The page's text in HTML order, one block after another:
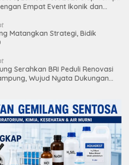
Empat Event Ikonik dan
Matangkan Strategi, Bidik
Serahkan BRI Peduli Renovasi
Wujud Nyata Dukungan